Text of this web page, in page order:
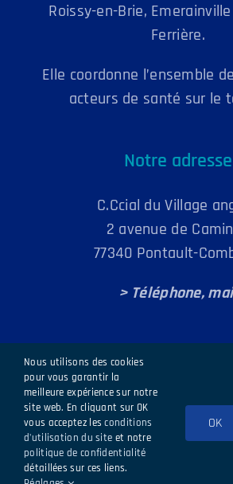
Roissy-en-Brie,
Ferrière.
Elle coordonne l’ensemble
acteurs de santé sur le
Notre adresse
C.Ccial du Village
2 avenue de
77340 Pontault-
> Téléphone,
CPTSOB 2024 |Mentions légales
Création site ginsao.fr
Nous utilisons des cookies
pour vous garantir la
meilleure expérience sur notre
site web. En cliquant sur OK
vous acceptez lesconditions
d'utilisation du site et notre
politique de confidentialité
détaillées sur ces liens.
OK